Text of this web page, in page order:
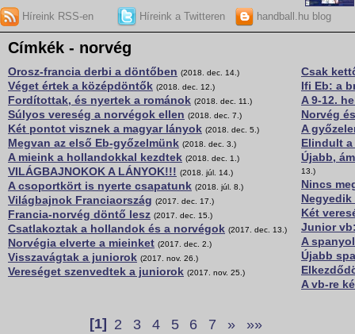
Híreink RSS-en Híreink a Twitteren handball.hu blog
Címkék - norvég
Orosz-francia derbi a döntőben (2018. dec. 14.)
Véget értek a középdöntők (2018. dec. 12.)
Fordítottak, és nyertek a románok (2018. dec. 11.)
Súlyos vereség a norvégok ellen (2018. dec. 7.)
Két pontot visznek a magyar lányok (2018. dec. 5.)
Megvan az első Eb-győzelmünk (2018. dec. 3.)
A mieink a hollandokkal kezdtek (2018. dec. 1.)
VILÁGBAJNOKOK A LÁNYOK!!! (2018. júl. 14.)
A csoportkört is nyerte csapatunk (2018. júl. 8.)
Világbajnok Franciaország (2017. dec. 17.)
Francia-norvég döntő lesz (2017. dec. 15.)
Csatlakoztak a hollandok és a norvégok (2017. dec. 13.)
Norvégia elverte a mieinket (2017. dec. 2.)
Visszavágtak a juniorok (2017. nov. 26.)
Vereséget szenvedtek a juniorok (2017. nov. 25.)
Csak
Ifi Eb: a
A 9-12.
Norvég
A
Elindult
Újabb,
13.)
Nincs
Két
Junior
A
Újabb
A vb-re
[1] 2 3 4 5 6 7 » »»